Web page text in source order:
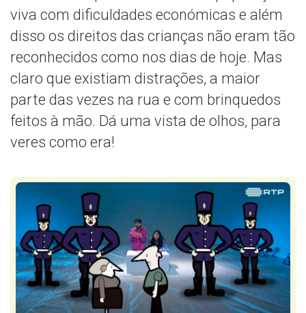
viva com dificuldades económicas e além
disso os direitos das crianças não eram tão
reconhecidos como nos dias de hoje. Mas
claro que existiam distrações, a maior
parte das vezes na rua e com brinquedos
feitos à mão. Dá uma vista de olhos, para
veres como era!